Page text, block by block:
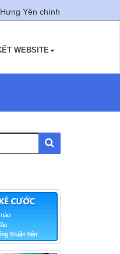
chính thức được thành
WEBSITE